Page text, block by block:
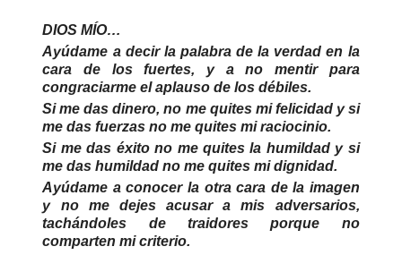
DIOS MÍO…
Ayúdame a decir la palabra de la verdad en la
cara de los fuertes, y a no mentir para
congraciarme el aplauso de los débiles.
Si me das dinero, no me quites mi felicidad y si
me das fuerzas no me quites mi raciocinio.
Si me das éxito no me quites la humildad y si
me das humildad no me quites mi dignidad.
Ayúdame a conocer la otra cara de la imagen
y no me dejes acusar a mis adversarios,
tachándoles de traidores porque no
comparten mi criterio.